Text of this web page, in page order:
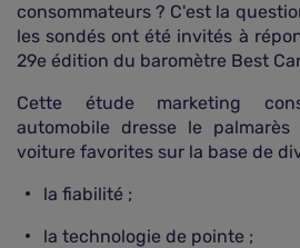
consommateurs ? C'est la
les sondés ont été invités à
29e édition du baromètre Best
Cette étude marketing
automobile dresse le
voiture favorites sur la base de
la fiabilité ;
la technologie de pointe ;